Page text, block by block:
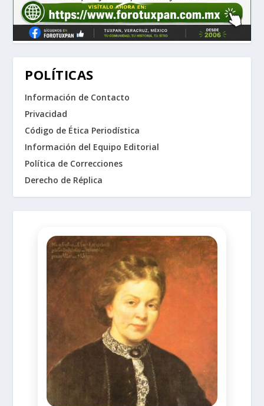
POLÍTICAS
Información de Contacto
Privacidad
Código de Ética Periodística
Información del Equipo Editorial
Política de Correcciones
Derecho de Réplica